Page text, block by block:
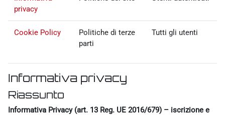
privacy
Cookie Policy
Politiche di terze
parti
Tutti gli utenti
Informativa privacy
Riassunto
Informativa Privacy (art. 13 Reg. UE 2016/679) – iscrizione e